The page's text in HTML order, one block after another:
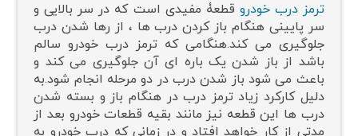
ترمز درب خودرو قطعۀ مفیدی است که در سر بالایی و
سر پایینی هنگام باز کردن درب ها ، از رها شدن درب
جلوگیری می کند.هنگامی که ترمز درب خودرو سالم
باشد از باز شدن یک باره ای آن جلوگیری می کند و
باعث می شود باز شدن درب در دو مرحله انجام شود.به
دلیل کارکرد زیاد ترمز درب در هنگام باز و بسته شدن
درب ها این قطعه نیز مانند بقیه قطعات خودرو بعد از
مدتی از کار خواهد افتاد و در زمانی که درب خودرو به